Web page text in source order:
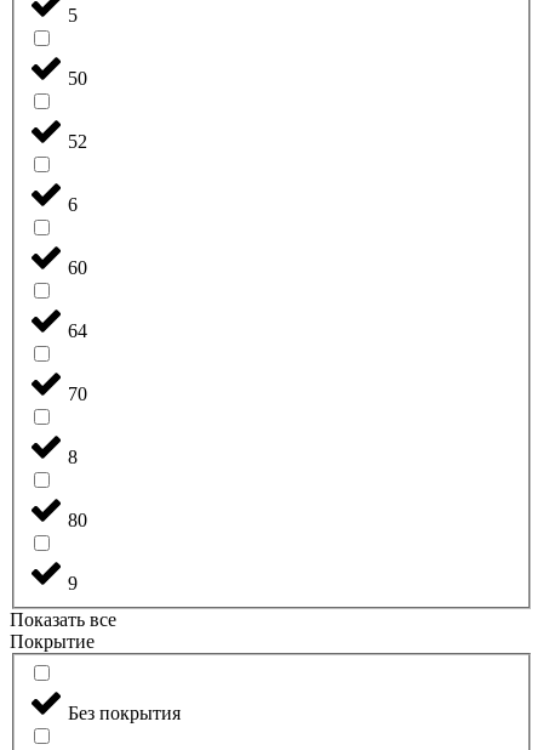
5
50
52
6
60
64
70
8
80
9
Показать все
Покрытие
Без покрытия